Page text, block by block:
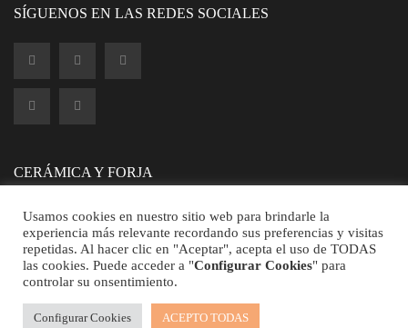
Cabecero Art Decó
SÍGUENOS EN LAS REDES SOCIALES
CERÁMICA Y FORJA
©2026 CEFOARTE - Todos los Derechos Reservados.
Usamos cookies en nuestro sitio web para brindarle la
experiencia más relevante recordando sus preferencias y visitas
repetidas. Al hacer clic en "Aceptar", acepta el uso de TODAS
las cookies. Puede acceder a "Configurar Cookies" para
controlar su onsentimiento.
Configurar Cookies ACEPTO TODAS